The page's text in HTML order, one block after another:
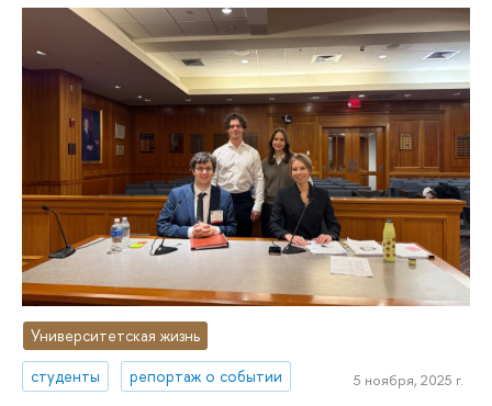
Университетская жизнь
студенты
репортаж о событии 5 ноября, 2025 г.